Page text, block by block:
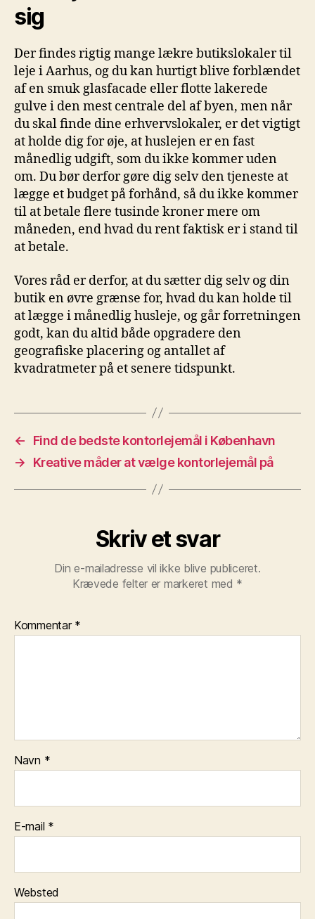
sig
Der findes rigtig mange lækre butikslokaler til
leje i Aarhus, og du kan hurtigt blive forblændet
af en smuk glasfacade eller flotte lakerede
gulve i den mest centrale del af byen, men når
du skal finde dine erhvervslokaler, er det vigtigt
at holde dig for øje, at huslejen er en fast
månedlig udgift, som du ikke kommer uden
om. Du bør derfor gøre dig selv den tjeneste at
lægge et budget på forhånd, så du ikke kommer
til at betale flere tusinde kroner mere om
måneden, end hvad du rent faktisk er i stand til
at betale.
Vores råd er derfor, at du sætter dig selv og din
butik en øvre grænse for, hvad du kan holde til
at lægge i månedlig husleje, og går forretningen
godt, kan du altid både opgradere den
geografiske placering og antallet af
kvadratmeter på et senere tidspunkt.
←
Find de bedste kontorlejemål i København
→
Kreative måder at vælge kontorlejemål på
Skriv et svar
Din e-mailadresse vil ikke blive publiceret.
Krævede felter er markeret med *
Kommentar *
Navn *
E-mail *
Websted